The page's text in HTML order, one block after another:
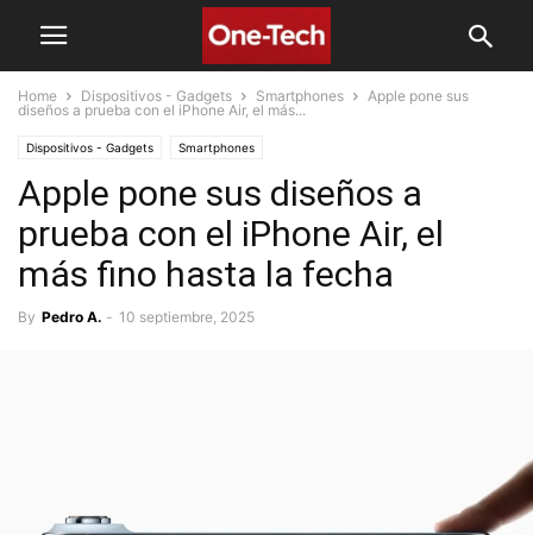
Home Dispositivos - Gadgets Smartphones
Apple pone sus
diseños a prueba con el iPhone Air, el más...
Dispositivos - Gadgets Smartphones
Apple pone sus diseños a
prueba con el iPhone Air, el
más fino hasta la fecha
By Pedro A. - 10 septiembre, 2025